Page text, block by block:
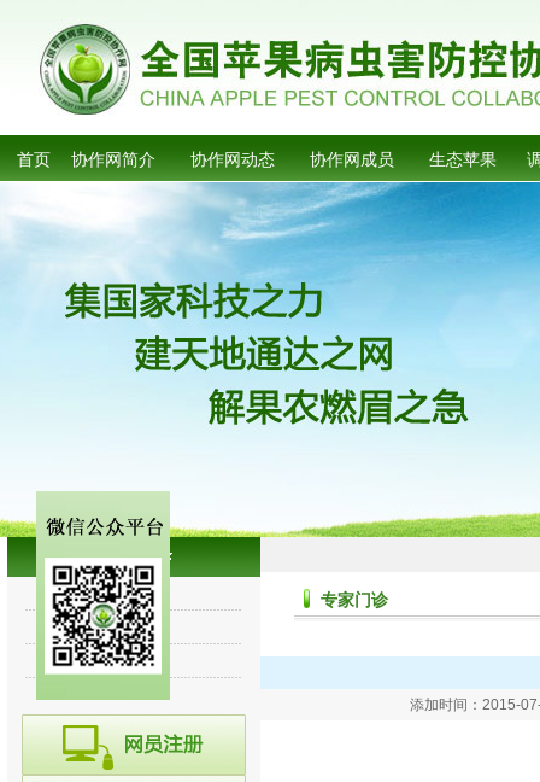
首页 协作网简介 协作网动态 协作网成员 生态苹果
专家讲堂
诊断集锦
往期回顾
专家门诊
添加时间：2015-